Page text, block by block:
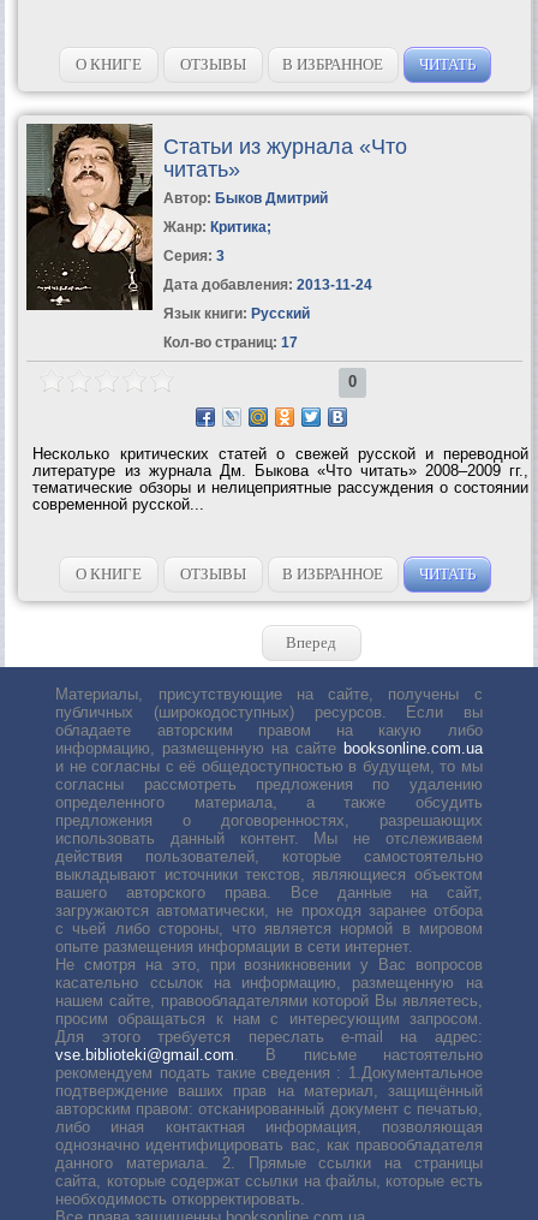
О КНИГЕ ОТЗЫВЫ В ИЗБРАННОЕ ЧИТАТЬ
Статьи из журнала «Что
читать»
Автор: Быков Дмитрий
Жанр: Критика;
Серия: 3
Дата добавления: 2013-11-24
Язык книги: Русский
Кол-во страниц: 17
0
Несколько критических статей о свежей русской и переводной
литературе из журнала Дм. Быкова «Что читать» 2008–2009 гг.,
тематические обзоры и нелицеприятные рассуждения о состоянии
современной русской...
О КНИГЕ ОТЗЫВЫ В ИЗБРАННОЕ ЧИТАТЬ
Вперед
Материалы, присутствующие на сайте, получены с
публичных (широкодоступных) ресурсов. Если вы
обладаете авторским правом на какую либо
информацию, размещенную на сайте booksonline.com.ua
и не согласны с её общедоступностью в будущем, то мы
согласны рассмотреть предложения по удалению
определенного материала, а также обсудить
предложения о договоренностях, разрешающих
использовать данный контент. Мы не отслеживаем
действия пользователей, которые самостоятельно
выкладывают источники текстов, являющиеся объектом
вашего авторского права. Все данные на сайт,
загружаются автоматически, не проходя заранее отбора
с чьей либо стороны, что является нормой в мировом
опыте размещения информации в сети интернет.
Не смотря на это, при возникновении у Вас вопросов
касательно ссылок на информацию, размещенную на
нашем сайте, правообладателями которой Вы являетесь,
просим обращаться к нам с интересующим запросом.
Для этого требуется переслать е-mail на адрес:
vse.biblioteki@gmail.com . В письме настоятельно
рекомендуем подать такие сведения : 1.Документальное
подтверждение ваших прав на материал, защищённый
авторским правом: отсканированный документ с печатью,
либо иная контактная информация, позволяющая
однозначно идентифицировать вас, как правообладателя
данного материала. 2. Прямые ссылки на страницы
сайта, которые содержат ссылки на файлы, которые есть
необходимость откорректировать.